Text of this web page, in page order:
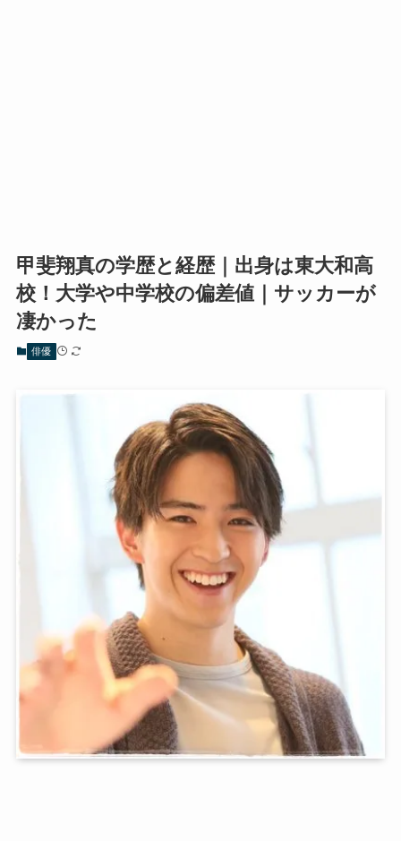
甲斐翔真の学歴と経歴｜出身は東大和高
校！大学や中学校の偏差値｜サッカーが
凄かった
俳優